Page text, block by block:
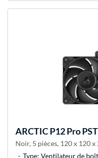
ARCTICP12 Pro
Noir, 5 pièces, 120 x 120
Type: Ventilateur de